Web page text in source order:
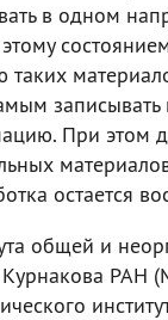
в одном
таких
записывать
При этом
остается
общей и
РАН